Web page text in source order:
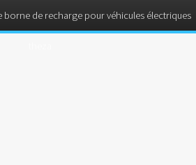
borne de recharge pour véhicules électriques